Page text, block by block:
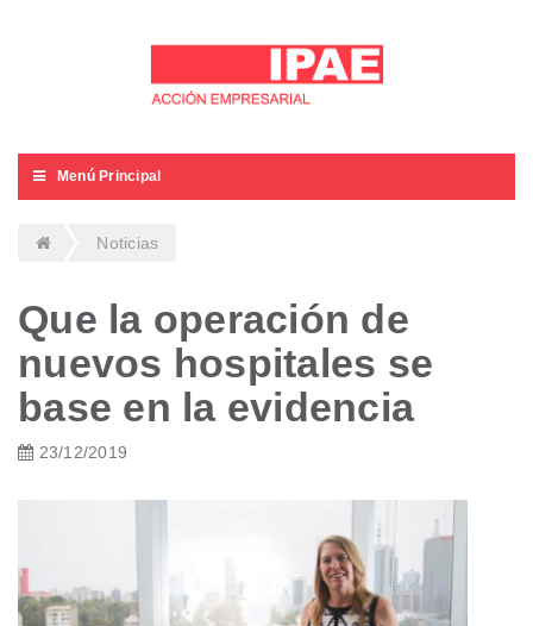
Menú Principal
Noticias
Que la operación de
nuevos hospitales se
base en la evidencia
23/12/2019